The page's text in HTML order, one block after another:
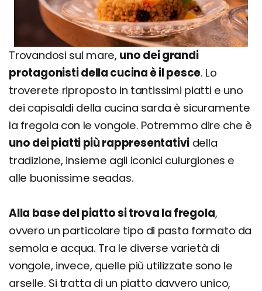
Trovandosi sul mare, uno dei grandi
protagonisti della cucina è il pesce. Lo
troverete riproposto in tantissimi piatti e uno
dei capisaldi della cucina sarda è sicuramente
la fregola con le vongole. Potremmo dire che è
uno dei piatti più rappresentativi della
tradizione, insieme agli iconici culurgiones e
alle buonissime seadas.
Alla base del piatto si trova la fregola,
ovvero un particolare tipo di pasta formato da
semola e acqua. Tra le diverse varietà di
vongole, invece, quelle più utilizzate sono le
arselle. Si tratta di un piatto davvero unico,